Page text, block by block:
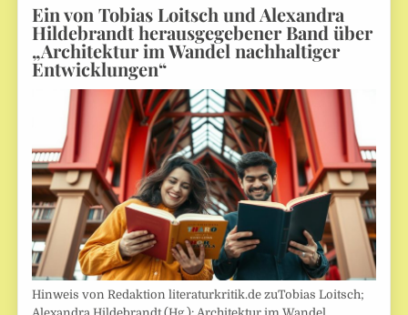
Ein von Tobias Loitsch und Alexandra
Hildebrandt herausgegebener Band über
„Architektur im Wandel nachhaltiger
Entwicklungen“
Hinweis von Redaktion literaturkritik.de zuTobias Loitsch;